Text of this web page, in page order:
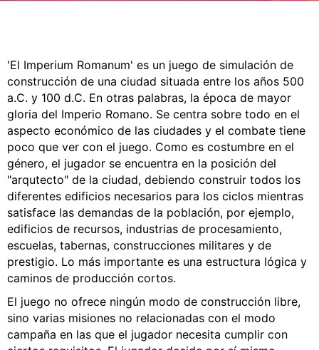
'El Imperium Romanum' es un juego de simulación de
construcción de una ciudad situada entre los años 500
a.C. y 100 d.C. En otras palabras, la época de mayor
gloria del Imperio Romano. Se centra sobre todo en el
aspecto económico de las ciudades y el combate tiene
poco que ver con el juego. Como es costumbre en el
género, el jugador se encuentra en la posición del
"arqutecto" de la ciudad, debiendo construir todos los
diferentes edificios necesarios para los ciclos mientras
satisface las demandas de la población, por ejemplo,
edificios de recursos, industrias de procesamiento,
escuelas, tabernas, construcciones militares y de
prestigio. Lo más importante es una estructura lógica y
caminos de producción cortos.
El juego no ofrece ningún modo de construcción libre,
sino varias misiones no relacionadas con el modo
campaña en las que el jugador necesita cumplir con